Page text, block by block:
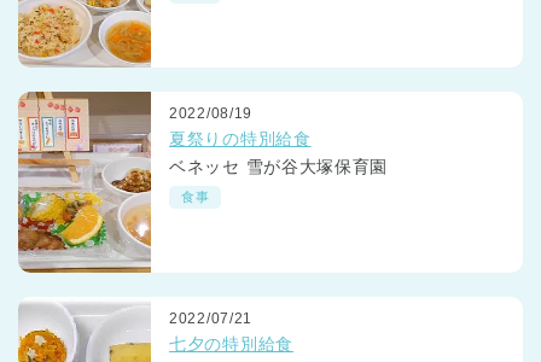
2022/08/19
夏祭りの特別給食
ベネッセ 雪が谷大塚保育園
食事
2022/07/21
七夕の特別給食